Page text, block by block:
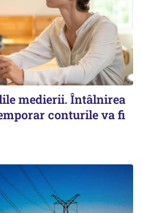
medierii. Întâlnirea
conturile va fi